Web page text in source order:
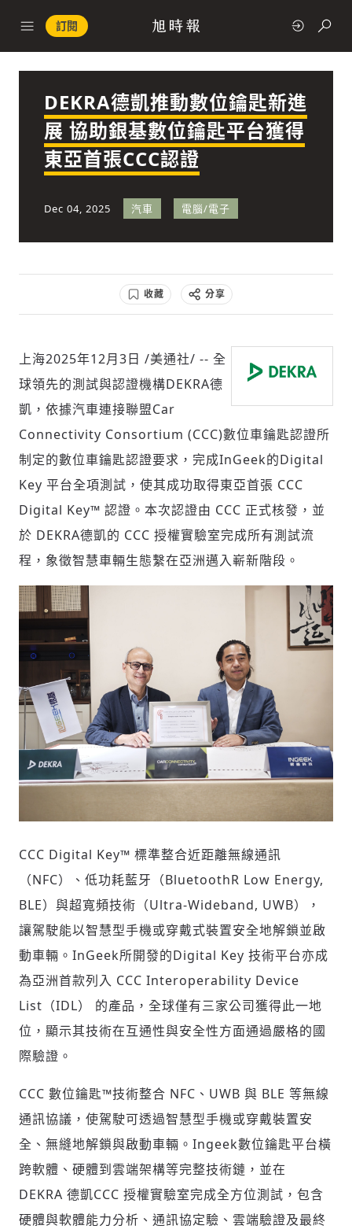
訂閱
快速連結
政治
經濟
科技
社會
人文
DEKRA德凱推動數位鑰匙新進
展 協助銀基數位鑰匙平台獲得
東亞首張CCC認證
Dec 04, 2025 汽車 電腦/電子
收藏 分享
上海2025年12月3日 /美通社/ -- 全
球領先的測試與認證機構DEKRA德
凱，依據汽車連接聯盟Car
Connectivity Consortium (CCC)數位車鑰匙認證所
制定的數位車鑰匙認證要求，完成InGeek的Digital
Key 平台全項測試，使其成功取得東亞首張 CCC
Digital Key™ 認證。本次認證由 CCC 正式核發，並
於 DEKRA德凱的 CCC 授權實驗室完成所有測試流
程，象徵智慧車輛生態繫在亞洲邁入嶄新階段。
CCC Digital Key™ 標準整合近距離無線通訊
（NFC）、低功耗藍牙（BluetoothR Low Energy,
BLE）與超寬頻技術（Ultra-Wideband, UWB），
讓駕駛能以智慧型手機或穿戴式裝置安全地解鎖並啟
動車輛。 InGeek所開發的Digital Key 技術平台亦成
為亞洲首款列入 CCC Interoperability Device
List （IDL）
的產品，全球僅有三家公司獲得此一地
位，顯示其技術在互通性與安全性方面通過嚴格的國
際驗證。
CCC 數位鑰匙™技術整合 NFC 、 UWB 與 BLE 等無線
通訊協議，使駕駛可透過智慧型手機或穿戴裝置安
全、無縫地解鎖與啟動車輛。 Ingeek數位鑰匙平台橫
跨軟體、硬體到雲端架構等完整技術鏈，並在
DEKRA 德凱CCC 授權實驗室完成全方位測試，包含
硬體與軟體能力分析、通訊協定驗、雲端驗證及最終